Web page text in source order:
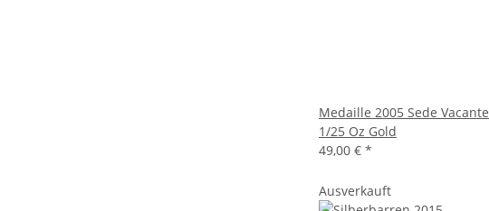
Medaille 2005 Sede Vacante
1/25 Oz Gold
49,00 € *
Ausverkauft